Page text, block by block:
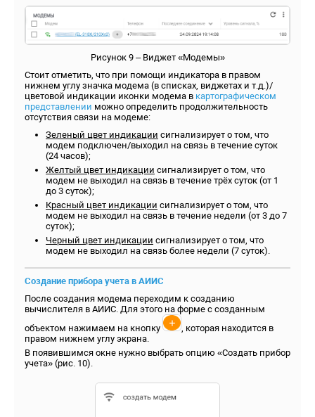
Рисунок 9 – Виджет «Модемы»
Стоит отметить, что при помощи индикатора в правом
нижнем углу значка модема (в списках, виджетах и т.д.)/
цветовой индикации иконки модема в картографическом
представлении можно определить продолжительность
отсутствия связи на модеме:
Зеленый цвет индикации сигнализирует о том, что
модем подключен/выходил на связь в течение суток
(24 часов);
Желтый цвет индикации сигнализирует о том, что
модем не выходил на связь в течение трёх суток (от 1
до 3 суток);
Красный цвет индикации сигнализирует о том, что
модем не выходил на связь в течение недели (от 3 до 7
суток);
Черный цвет индикации сигнализирует о том, что
модем не выходил на связь более недели (7 суток).
Создание прибора учета в АИИС
После создания модема переходим к созданию
вычислителя в АИИС. Для этого на форме с созданным
объектом нажимаем на кнопку
, которая находится в
правом нижнем углу экрана.
В появившимся окне нужно выбрать опцию «Создать прибор
учета» (рис. 10).